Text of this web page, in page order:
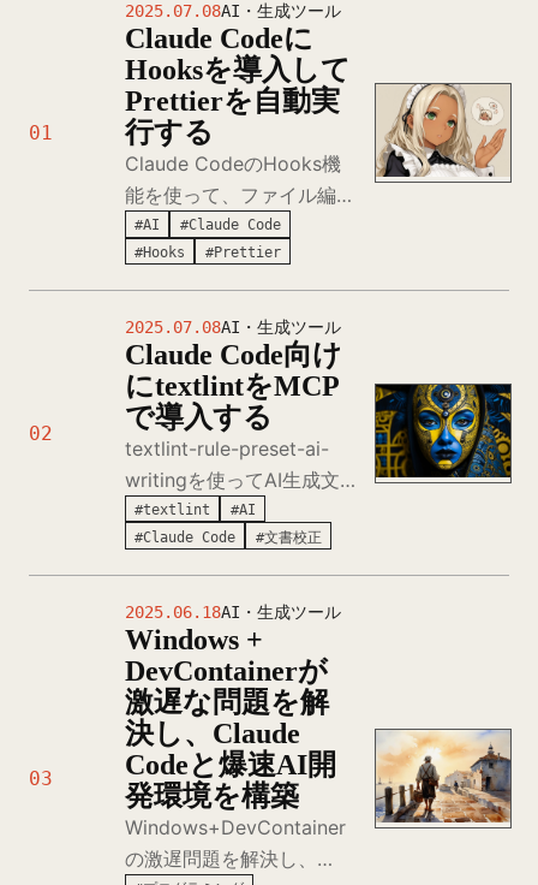
01
2025.07.08AI・生成ツール
Claude Codeに
Hooksを導入して
Prettierを自動実
行する
Claude CodeのHooks機
能を使って、ファイル編集
後に自動的にPrettierを実
行する方法を解説します。
PostToolUseフックを活用
してコードフォーマットを
自動化しましょう。
#AI
#Claude Code
#Hooks
#Prettier
02
2025.07.08AI・生成ツール
Claude Code向け
にtextlintをMCP
で導入する
textlint-rule-preset-ai-
writingを使ってAI生成文
章の機械的な表現を検出・
改善し、より自然で読みや
すいブログ記事を作成する
方法をClaude Codeベー
スで解説します。
#textlint
#AI
#Claude Code
#文書校正
03
2025.06.18AI・生成ツール
Windows +
DevContainerが
激遅な問題を解
決し、Claude
Codeと爆速AI開
発環境を構築
Windows+DevContainer
の激遅問題を解決し、